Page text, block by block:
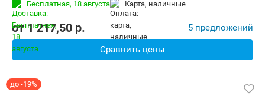
Бесплатная, 18 августа карта, наличные
от1 217,50 p. 5 предложений
Сравнить цены
до -19%